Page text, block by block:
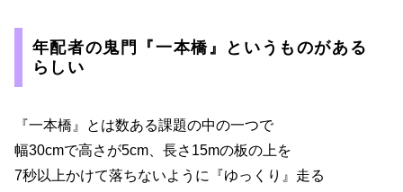
年配者の鬼門『一本橋』というものがある
らしい
『一本橋』とは数ある課題の中の一つで
幅30cmで高さが5cm、長さ15mの板の上を
7秒以上かけて落ちないように『ゆっくり』走る